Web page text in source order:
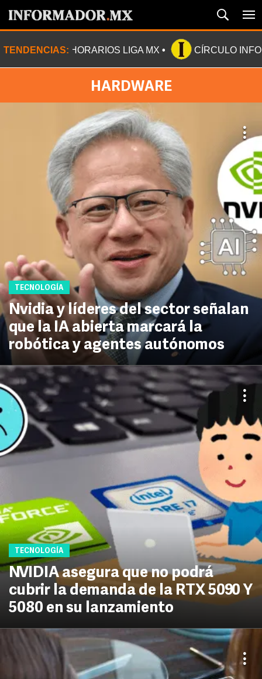
TENDENCIAS: HORARIOS LIGA MX CÍRCULO
HARDWARE
TECNOLOGÍA
Nvidia y líderes del sector señalan
que la IA abierta marcará la
robótica y agentes autónomos
TECNOLOGÍA
NVIDIA asegura que no podrá
cubrir la demanda de la RTX 5090 Y
5080 en su lanzamiento